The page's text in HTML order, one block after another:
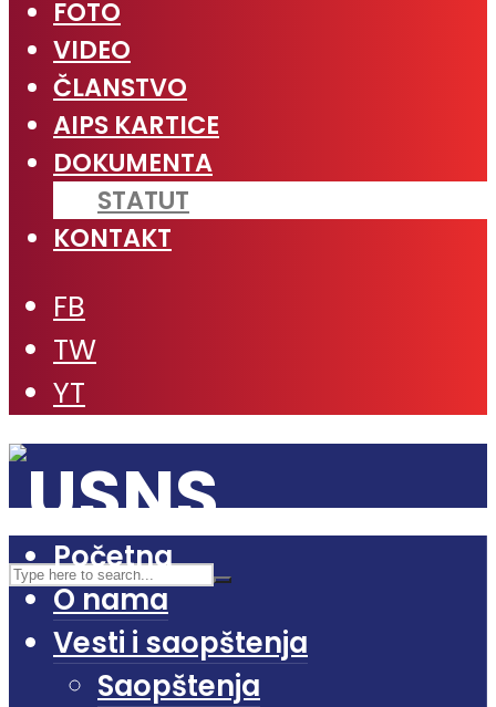
FOTO
VIDEO
ČLANSTVO
AIPS KARTICE
DOKUMENTA
STATUT
KONTAKT
FB
TW
YT
Početna
O nama
Vesti i saopštenja
Saopštenja